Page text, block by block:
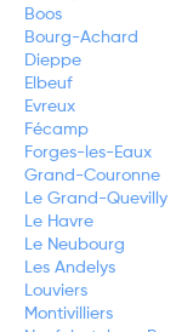
Boos
Bourg-Achard
Dieppe
Elbeuf
Evreux
Fécamp
Forges-les-Eaux
Grand-Couronne
Le Grand-Quevilly
Le Havre
Le Neubourg
Les Andelys
Louviers
Montivilliers